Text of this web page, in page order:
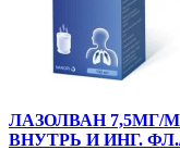
ЛАЗОЛВАН 7,5МГ/
ВНУТРЬ И ИНГ.